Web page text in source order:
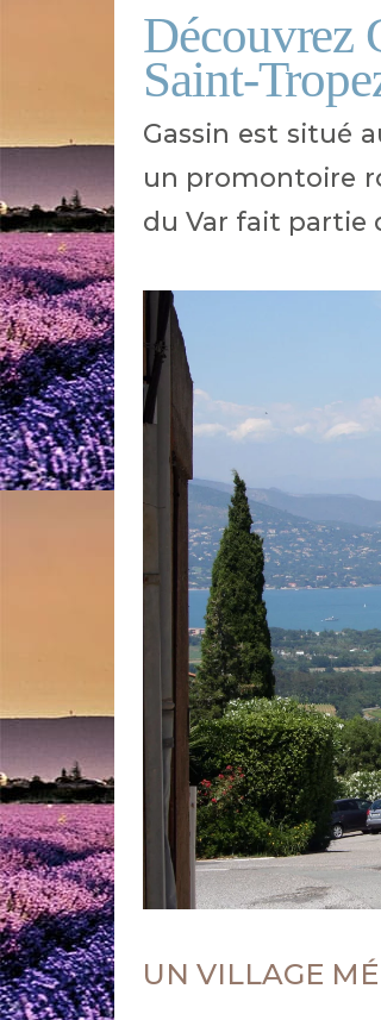
Découvrez
Saint-
Gassin est situé
un promontoire
du Var fait partie
UN VILLAGE